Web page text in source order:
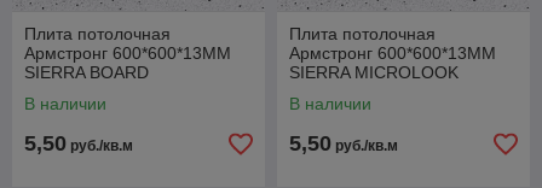
Плита потолочная
Армстронг 600*600*13ММ
SIERRA BOARD
В наличии
5,50 руб./кв.м
Плита потолочная
Армстронг 600*600*13ММ
SIERRA MICROLOOK
В наличии
5,50 руб./кв.м